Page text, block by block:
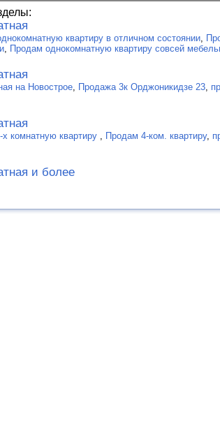
квартиру в отличном состоянии
Продам однокомнатную квартиру совсей
на Новострое Продажа 3к Орджоникидзе 23
комнатную квартиру Продам 4-ком. квартиру,
и более